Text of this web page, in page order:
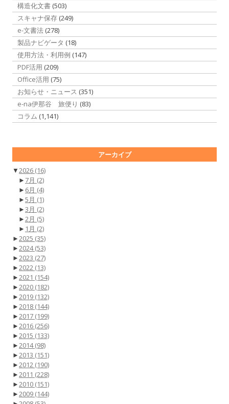
構造化文書 (503)
スキャナ保存 (249)
e-文書法 (278)
製品ナビゲータ (18)
使用方法・利用例 (147)
PDF活用 (209)
Office活用 (75)
お知らせ・ニュース (351)
e-na伊那谷 旅便り (83)
コラム (1,141)
アーカイブ
▼2026 (16)
► 7月 (2)
► 6月 (4)
►5月 (1)
►3月 (2)
►2月 (5)
► 1月 (2)
►2025 (35)
►2024(53)
►2023 (27)
►2022 (13)
►2021 (154)
►2020 (182)
►2019 (132)
►2018 (144)
►2017 (199)
►2016 (256)
►2015 (133)
►2014(98)
►2013 (151)
►2012 (190)
►2011 (228)
►2010 (151)
►2009 (144)